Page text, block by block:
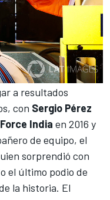
a resultados
con Sergio Pérez
Force India en 2016 y
de equipo, el
sorprendió con
el último podio de
la historia. El